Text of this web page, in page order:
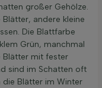
großer Gehölze.
andere kleine
Die Blattfarbe
Grün, manchmal
Blätter mit fester
sind im Schatten oft
die Blätter im Winter